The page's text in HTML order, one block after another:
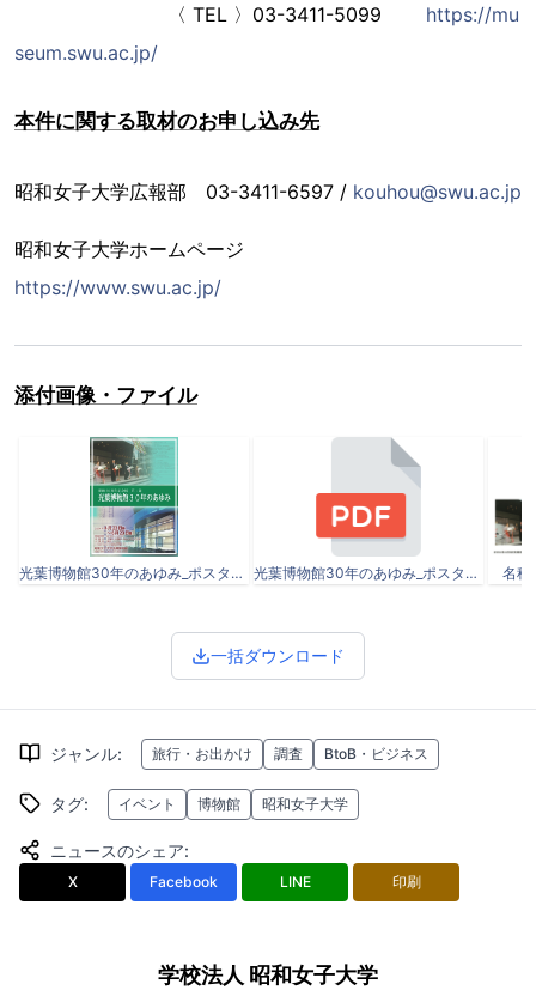
〈 TEL 〉03-3411-5099 https://mu
seum.swu.ac.jp/
本件に関する取材のお申し込み先
昭和女子大学広報部 03-3411-6597 / kouhou@swu.ac.jp
昭和女子大学ホームページ
https://www.swu.ac.jp/
添付画像・ファイル
光葉博物館30年のあゆみ_ポスター・ちらし.jpg 光葉博物館30年のあゆみ_ポスター・ちらし.pdf 名称
一括ダウンロード
ジャンル: 旅行・お出かけ 調査 BtoB・ビジネス
タグ: イベント 博物館 昭和女子大学
ニュースのシェア:
X Facebook LINE 印刷
学校法人 昭和女子大学